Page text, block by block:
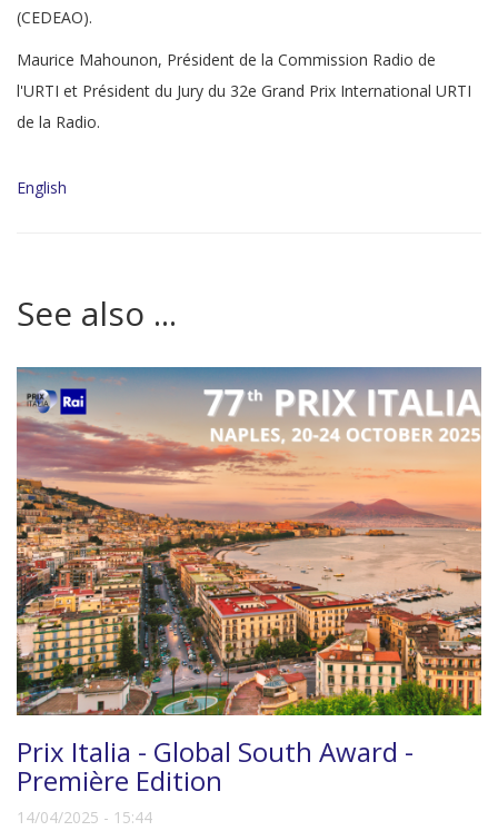
(CEDEAO).
Maurice Mahounon, Président de la Commission Radio de
l'URTI et Président du Jury du 32e Grand Prix International URTI
de la Radio.
English
See also ...
Prix Italia - Global South Award -
Première Edition
14/04/2025 - 15:44